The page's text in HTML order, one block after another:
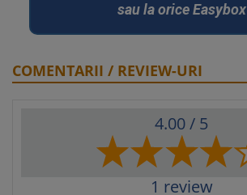
sau la orice Easybox
COMENTARII / REVIEW-URI
4.00/ 5
1 review